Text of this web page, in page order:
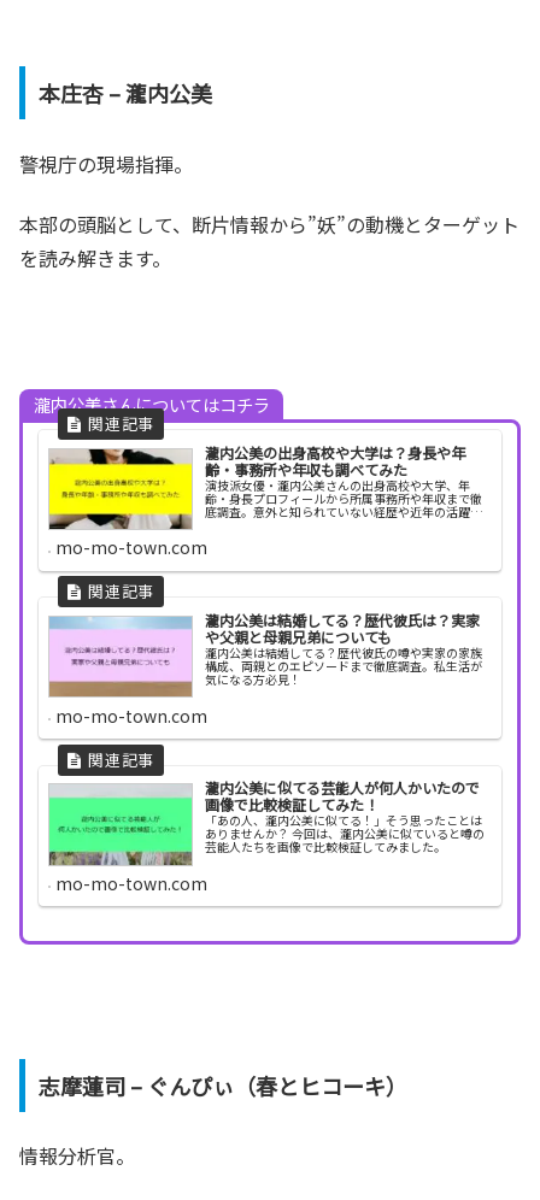
本庄杏 – 瀧内公美
警視庁の現場指揮。
本部の頭脳として、断片情報から”妖”の動機とターゲット
を読み解きます。
瀧内公美さんについてはコチラ
瀧内公美の出身高校や大学は？身長や年
齢・事務所や年収も調べてみた
演技派女優・瀧内公美さんの出身高校や大学、年
齢・身長プロフィールから所属事務所や年収まで徹
底調査。意外と知られていない経歴や近年の活躍も
mo-mo-town.com
瀧内公美は結婚してる？歴代彼氏は？実家
や父親と母親兄弟についても
瀧内公美は結婚してる？歴代彼氏の噂や実家の家族
構成、両親とのエピソードまで徹底調査。私生活が
気になる方必見！
mo-mo-town.com
瀧内公美に似てる芸能人が何人かいたので
画像で比較検証してみた！
「あの人、瀧内公美に似てる！」そう思ったことは
ありませんか？ 今回は、瀧内公美に似ていると噂の
芸能人たちを画像で比較検証してみました。
mo-mo-town.com
志摩蓮司 – ぐんぴぃ（春とヒコーキ）
情報分析官。